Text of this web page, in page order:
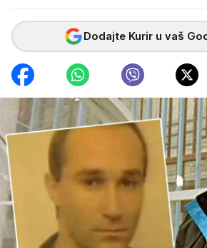
Dodajte Kurir u vaš